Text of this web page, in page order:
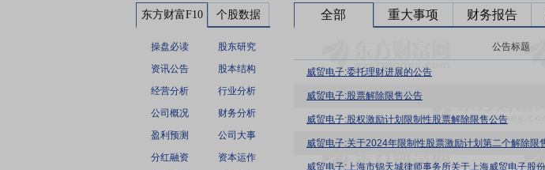
东方财富F10 个股数据
操盘必读
股东研究
资讯公告
股本结构
经营分析
行业分析
公司概况
财务分析
盈利预测
公司大事
分红融资
资本运作
全部 重大事项 财务报告
公告标题
威贸电子:委托理财进展的公告
威贸电子:股票解除限售公告
威贸电子:股权激励计划限制性股票解除限售公告
威贸电子:关于2024年限制性股票激励计划第二个解除限